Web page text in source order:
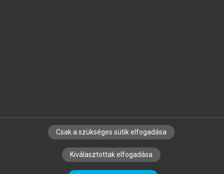
SZERZŐKNEK CÉGEKNEK KÖNYVTÁROSOKNAK
SZERKESZTÉSI ÉS LEKTORÁLÁSI ALAPELVEK
Csak a szükséges sütik elfogadása
Kiválasztottak elfogadása